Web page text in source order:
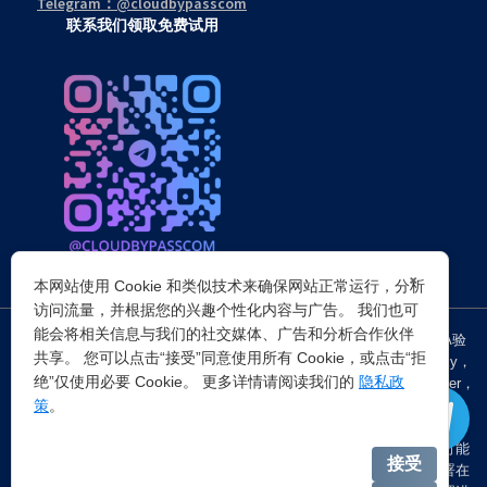
联系我们领取免费试用
突破所有反Anti-bot机器人检查，轻松绕过cloudflare验证、CAPTCHA验
证，WAF，CC防护和Cloudflare爬虫验证，并提供了HTTP API和Proxy，
包括接口地址、请求参数、返回处理；以及 Cloudflare反爬虫设置Referer，
，在中国大陆IP环境下直连时可能
会出现不稳定的情况，但您可以通过以下两种方式解决：一是将其部署在
×
本网站使用 Cookie 和类似技术来确保网站正常运行，分析
访问流量，并根据您的兴趣个性化内容与广告。 我们也可
能会将相关信息与我们的社交媒体、广告和分析合作伙伴
共享。 您可以点击“接受”同意使用所有 Cookie，或点击“拒
绝”仅使用必要 Cookie。 更多详情请阅读我们的 隐私政
策。
接受